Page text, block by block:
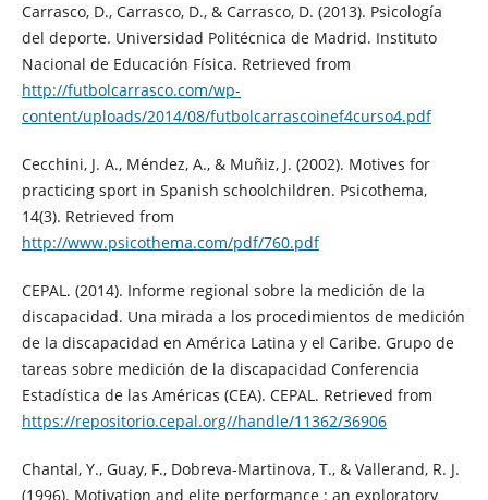
Carrasco, D., Carrasco, D., & Carrasco, D. (2013). Psicología
del deporte. Universidad Politécnica de Madrid. Instituto
Nacional de Educación Física. Retrieved from
http://futbolcarrasco.com/wp-
content/uploads/2014/08/futbolcarrascoinef4curso4.pdf
Cecchini, J. A., Méndez, A., & Muñiz, J. (2002). Motives for
practicing sport in Spanish schoolchildren. Psicothema,
14(3). Retrieved from
http://www.psicothema.com/pdf/760.pdf
CEPAL. (2014). Informe regional sobre la medición de la
discapacidad. Una mirada a los procedimientos de medición
de la discapacidad en América Latina y el Caribe. Grupo de
tareas sobre medición de la discapacidad Conferencia
Estadística de las Américas (CEA). CEPAL. Retrieved from
https://repositorio.cepal.org//handle/11362/36906
Chantal, Y., Guay, F., Dobreva-Martinova, T., & Vallerand, R. J.
(1996). Motivation and elite performance : an exploratory